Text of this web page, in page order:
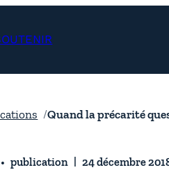
Quand la précarité
publication 24 décembre